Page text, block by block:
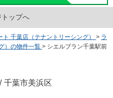
ップへ
千葉店（テナントリーシング） > ラ
）の物件一覧 > シエルブラン千葉駅前
/ 千葉市美浜区